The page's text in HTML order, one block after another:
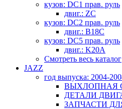
кузов: DC1 прав. руль
двиг.: ZC
кузов: DC2 прав. руль
двиг.: B18C
кузов: DC5 прав. руль
двиг.: K20A
Смотреть весь каталог
JAZZ
год выпуска: 2004-
ВЫХЛОПНАЯ
ДЕТАЛИ
ЗАПЧАСТИ